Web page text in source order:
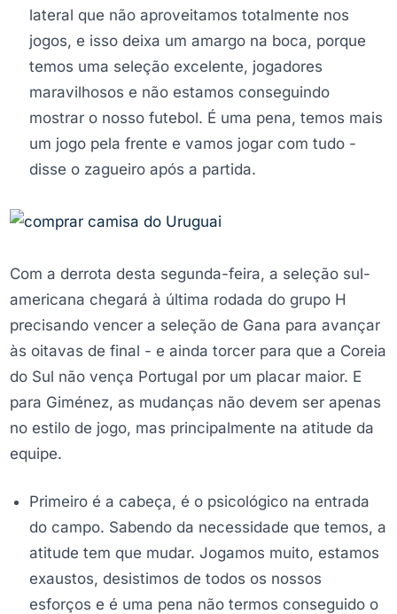
lateral que não aproveitamos totalmente nos
jogos, e isso deixa um amargo na boca, porque
temos uma seleção excelente, jogadores
maravilhosos e não estamos conseguindo
mostrar o nosso futebol. É uma pena, temos mais
um jogo pela frente e vamos jogar com tudo -
disse o zagueiro após a partida.
Com a derrota desta segunda-feira, a seleção sul-
americana chegará à última rodada do grupo H
precisando vencer a seleção de Gana para avançar
às oitavas de final - e ainda torcer para que a Coreia
do Sul não vença Portugal por um placar maior. E
para Giménez, as mudanças não devem ser apenas
no estilo de jogo, mas principalmente na atitude da
equipe.
Primeiro é a cabeça, é o psicológico na entrada
do campo. Sabendo da necessidade que temos, a
atitude tem que mudar. Jogamos muito, estamos
exaustos, desistimos de todos os nossos
esforços e é uma pena não termos conseguido o